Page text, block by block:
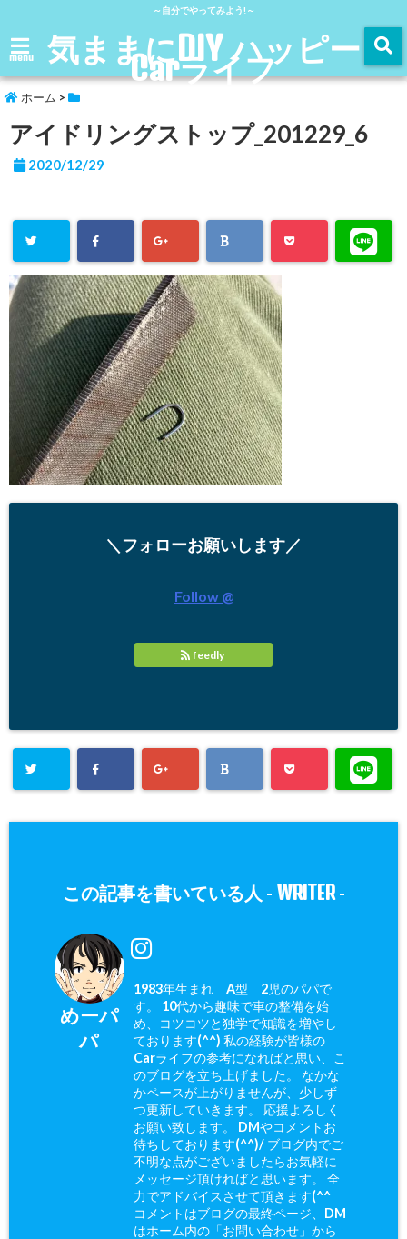
～自分でやってみよう!～
menu 気ままにDIY ハッピー
Carライフ
ホーム >
アイドリングストップ_201229_6
2020/12/29
＼フォローお願いします／
Follow @
feedly
この記事を書いている人 - WRITER-
めーパ
パ
1983年生まれ A型 2児のパパで
す。 10代から趣味で車の整備を始
め、コツコツと独学で知識を増やし
ております(^^) 私の経験が皆様の
Carライフの参考になればと思い、こ
のブログを立ち上げました。 なかな
かペースが上がりませんが、少しず
つ更新していきます。 応援よろしく
お願い致します。 DMやコメントお
待ちしております(^^)/ ブログ内でご
不明な点がございましたらお気軽に
メッセージ頂ければと思います。 全
力でアドバイスさせて頂きます(^^ゞ
コメントはブログの最終ページ、DM
はホーム内の「お問い合わせ」から